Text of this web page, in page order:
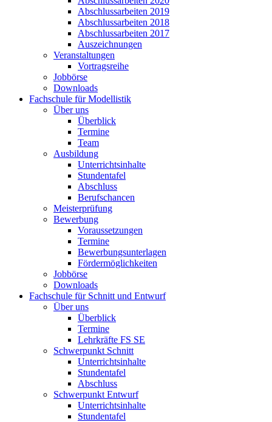
Abschlussarbeiten 2019
Abschlussarbeiten 2018
Abschlussarbeiten 2017
Auszeichnungen
Veranstaltungen
Vortragsreihe
Jobbörse
Downloads
Fachschule für Modellistik
Über uns
Überblick
Termine
Team
Ausbildung
Unterrichtsinhalte
Stundentafel
Abschluss
Berufschancen
Meisterprüfung
Bewerbung
Voraussetzungen
Termine
Bewerbungsunterlagen
Fördermöglichkeiten
Jobbörse
Downloads
Fachschule für Schnitt und Entwurf
Über uns
Überblick
Termine
Lehrkräfte FS SE
Schwerpunkt Schnitt
Unterrichtsinhalte
Stundentafel
Abschluss
Schwerpunkt Entwurf
Unterrichtsinhalte
Stundentafel